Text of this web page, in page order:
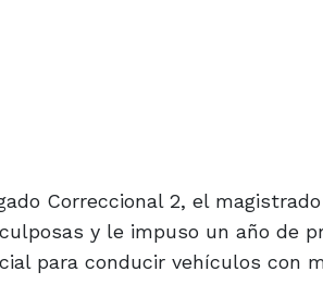
Correccional 2, el
y le impuso un año de
para conducir vehículos con